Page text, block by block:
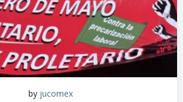
by jucomex